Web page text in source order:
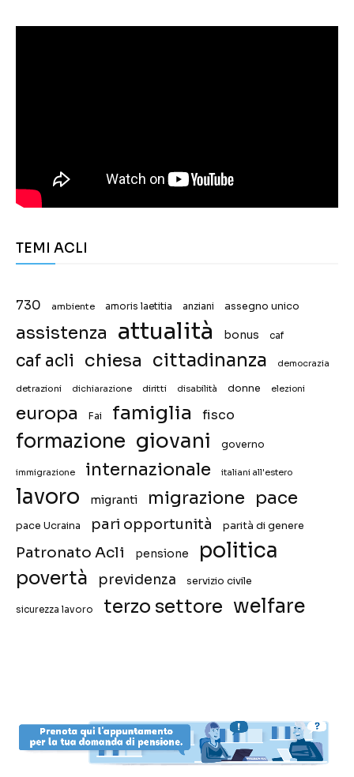
TEMI ACLI
730 ambiente amoris laetitia anziani assegno unico
assistenza attualità bonus caf
caf acli chiesa cittadinanza democrazia
detrazioni dichiarazione diritti disabilità donne elezioni
europa Fai famiglia fisco
formazione giovani governo
immigrazione internazionale italiani all'estero
lavoro migranti migrazione pace
pace Ucraina pari opportunità parità di genere
Patronato Acli pensione politica
povertà previdenza servizio civile
sicurezza lavoro terzo settore welfare